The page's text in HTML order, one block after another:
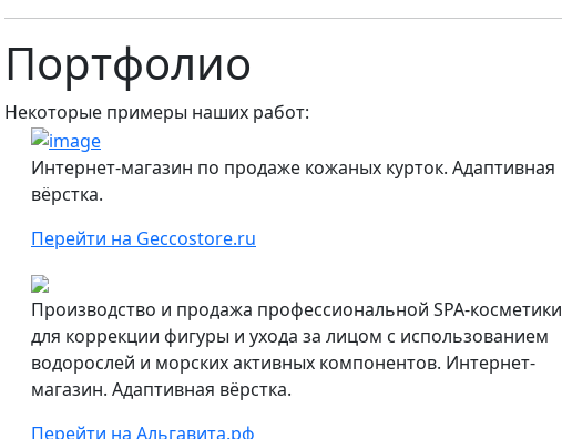
Портфолио
Некоторые примеры наших работ:
Интернет-магазин по продаже кожаных курток. Адаптивная
вёрстка.
Перейти на Geccostore.ru
Производство и продажа профессиональной SPA-косметики
для коррекции фигуры и ухода за лицом с использованием
водорослей и морских активных компонентов. Интернет-
магазин. Адаптивная вёрстка.
Перейти на Альгавита.рф